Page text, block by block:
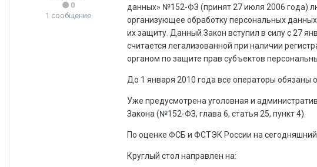
0
1 сообщение
данных» №152-ФЗ (принят 27 июля 2006 года)
организующее обработку персональных
их защиту. Данный Закон вступил в силу с 27
считается легализованной при наличии
органом по защите прав субъектов
До 1 января 2010 года все операторы обязаны
Уже предусмотрена уголовная и
Закона (№152-ФЗ, глава 6, статья 25, пункт 4).
По оценке ФСБ и ФСТЭК России на сегодняшний
Круглый стол направлен на: